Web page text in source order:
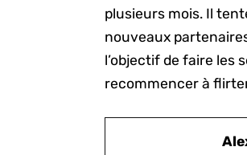
plusieurs mois. Il
nouveaux
l’objectif de faire les
recommencer à